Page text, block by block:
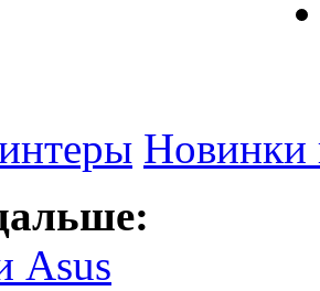
Новинки
Asus